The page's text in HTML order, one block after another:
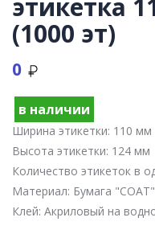
этикетка
(1000 эт)
0
в наличии
Ширина этикетки: 110 мм
Высота этикетки: 124 мм
Количество этикеток в
Материал: Бумага
Клей: Акриловый на